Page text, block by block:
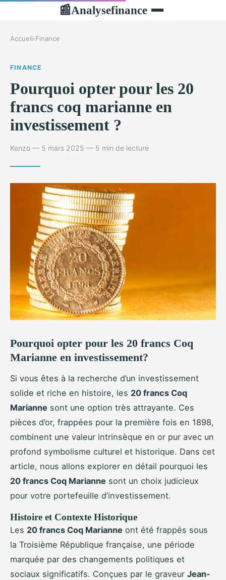
📰Analysefinance
Accueil›Finance
FINANCE
Pourquoi opter pour les 20
francs coq marianne en
investissement ?
Kenzo — 5 mars 2025 — 5 min de lecture
Pourquoi opter pour les 20 francs Coq
Marianne en investissement?
Si vous êtes à la recherche d’un investissement
solide et riche en histoire, les 20 francs Coq
Marianne sont une option très attrayante. Ces
pièces d’or, frappées pour la première fois en 1898,
combinent une valeur intrinsèque en or pur avec un
profond symbolisme culturel et historique. Dans cet
article, nous allons explorer en détail pourquoi les
20 francs Coq Marianne sont un choix judicieux
pour votre portefeuille d’investissement.
Histoire et Contexte Historique
Les 20 francs Coq Marianne ont été frappés sous
la Troisième République française, une période
marquée par des changements politiques et
sociaux significatifs. Conçues par le graveur Jean-